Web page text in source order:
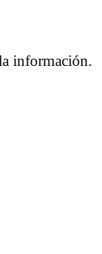
información.